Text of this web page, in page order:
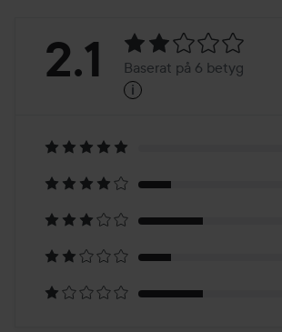
Betyg:
Baserat
på
6
betyg
2.1 Baserat på 6 betyg
i